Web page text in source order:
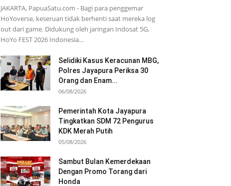
JAKARTA, PapuaSatu.com - Bagi para penggemar
HoYoverse, keseruan tidak berhenti saat mereka log
out dari game. Didukung oleh jaringan Indosat 5G,
HoYo FEST 2026 Indonesia...
Selidiki Kasus Keracunan MBG,
Polres Jayapura Periksa 30
Orang dan Enam...
06/08/2026
Pemerintah Kota Jayapura
Tingkatkan SDM 72 Pengurus
KDK Merah Putih
05/08/2026
Sambut Bulan Kemerdekaan
Dengan Promo Torang dari
Honda